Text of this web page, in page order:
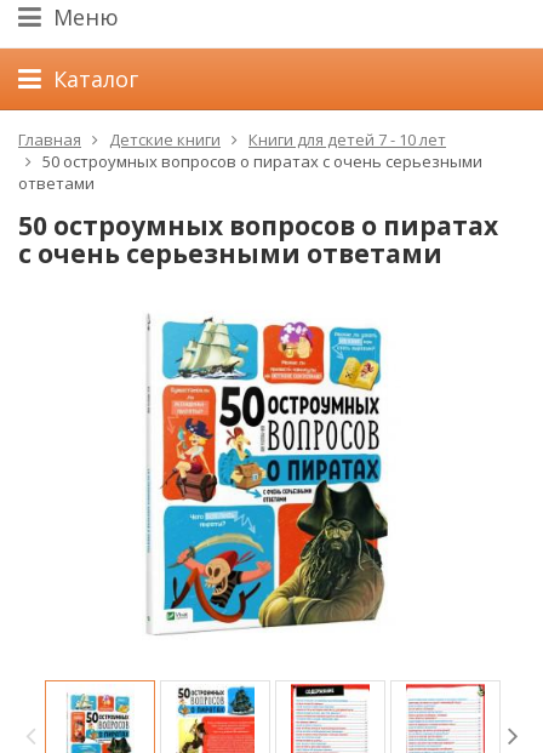
Меню
Каталог
Главная Детские книги
Книги для детей 7 - 10 лет
50 остроумных вопросов о пиратах с очень серьезными
ответами
50 остроумных вопросов о пиратах
с очень серьезными ответами